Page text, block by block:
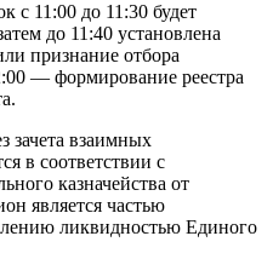
с 11:00 до 11:30 будет
до 11:40 установлена
признание отбора
— формирование реестра
зачета взаимных
в соответствии с
казначейства от
является частью
ликвидностью Единого